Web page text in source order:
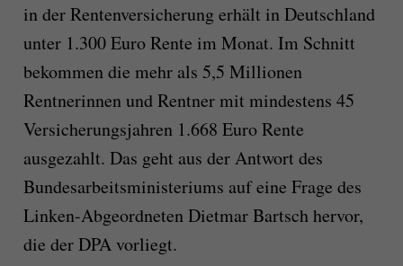
in der Rentenversicherung erhält in Deutschland
unter 1.300 Euro Rente im Monat. Im Schnitt
bekommen die mehr als 5,5 Millionen
Rentnerinnen und Rentner mit mindestens 45
Versicherungsjahren 1.668 Euro Rente
ausgezahlt. Das geht aus der Antwort des
Bundesarbeitsministeriums auf eine Frage des
Linken-Abgeordneten Dietmar Bartsch hervor,
die der DPA vorliegt.